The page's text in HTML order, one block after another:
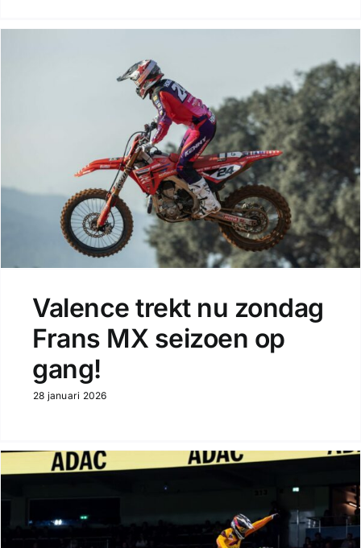
Valence trekt nu zondag
Frans MX seizoen op
gang!
28 januari 2026